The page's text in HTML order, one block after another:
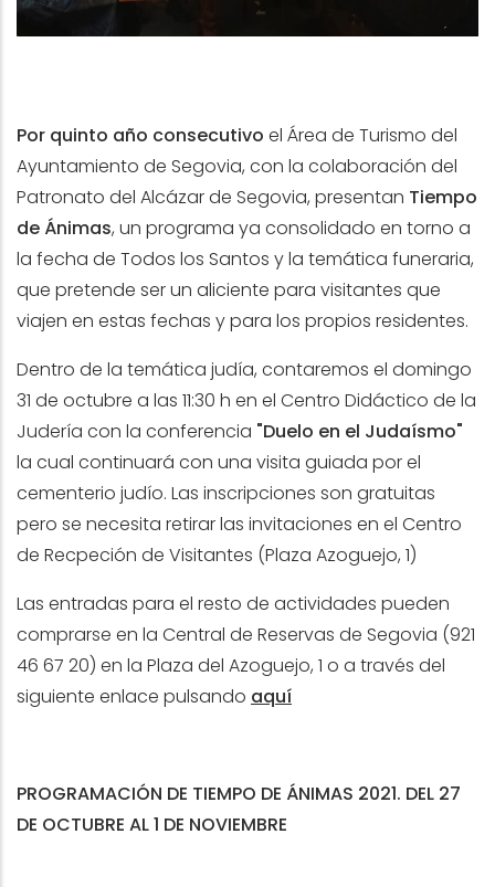
Por quinto año consecutivo el Área de Turismo del
Ayuntamiento de Segovia, con la colaboración del
Patronato del Alcázar de Segovia, presentan Tiempo
de Ánimas, un programa ya consolidado en torno a
la fecha de Todos los Santos y la temática funeraria,
que pretende ser un aliciente para visitantes que
viajen en estas fechas y para los propios residentes.
Dentro de la temática judía, contaremos el domingo
31 de octubre a las 11:30 h en el Centro Didáctico de la
Judería con la conferencia "Duelo en el Judaísmo"
la cual continuará con una visita guiada por el
cementerio judío. Las inscripciones son gratuitas
pero se necesita retirar las invitaciones en el Centro
de Recpeción de Visitantes (Plaza Azoguejo, 1)
Las entradas para el resto de actividades pueden
comprarse en la Central de Reservas de Segovia (921
46 67 20) en la Plaza del Azoguejo, 1 o a través del
siguiente enlace pulsando aquí
PROGRAMACIÓN DE TIEMPO DE ÁNIMAS 2021. DEL 27
DE OCTUBRE AL 1 DE NOVIEMBRE